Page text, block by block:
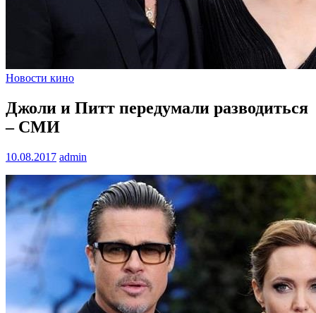
Новости кино
Джоли и Питт передумали разводиться
– СМИ
10.08.2017 admin